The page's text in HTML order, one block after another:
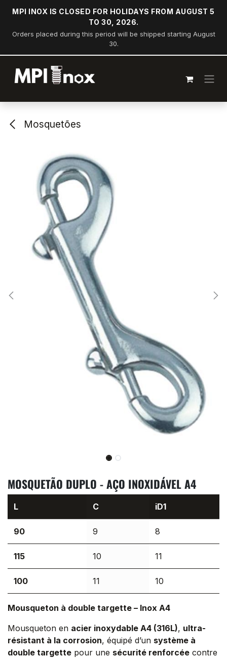
Pular para o conteúdo
MPI INOX IS CLOSED FOR HOLIDAYS FROM AUGUST 5
TO 30, 2026.
Orders placed during this period will be shipped starting August
30.
Mosquetões
MOSQUETÃO DUPLO - AÇO INOXIDÁVEL A4
L C iD1
90 9 8
115 10 11
100 11 10
Mousqueton à double targette – Inox A4
Mousqueton en acier inoxydable A4 (316L), ultra-
résistant à la corrosion, équipé d’un système à
double targette pour une sécurité renforcée contre